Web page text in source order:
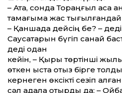
– Ата, сонда Тораңғыл қасқа
тамағыма жас
– Қаншада дейсің бе? – деді
Саусақтарын бүгіп санай
деді одан
кейін, – Қырық төртінші
өткен қыста отыз бірге
кернеген өксікті сезіп
сәл қадала отырды да: –